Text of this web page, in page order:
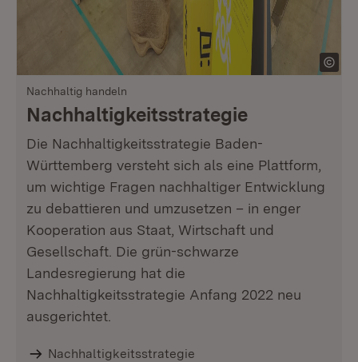
Nachhaltig handeln
Nachhaltigkeitsstrategie
Die Nachhaltigkeitsstrategie Baden-
Württemberg versteht sich als eine Plattform,
um wichtige Fragen nachhaltiger Entwicklung
zu debattieren und umzusetzen – in enger
Kooperation aus Staat, Wirtschaft und
Gesellschaft. Die grün-schwarze
Landesregierung hat die
Nachhaltigkeitsstrategie Anfang 2022 neu
ausgerichtet.
Nachhaltigkeitsstrategie